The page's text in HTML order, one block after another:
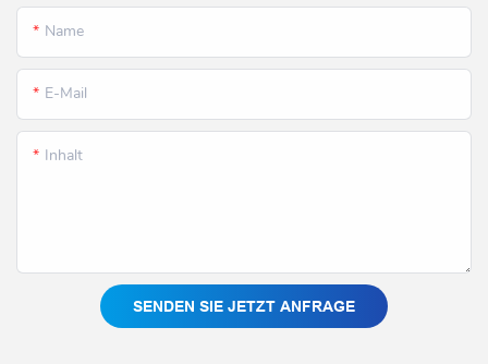
Name
E-Mail
Inhalt
SENDEN SIE JETZT ANFRAGE